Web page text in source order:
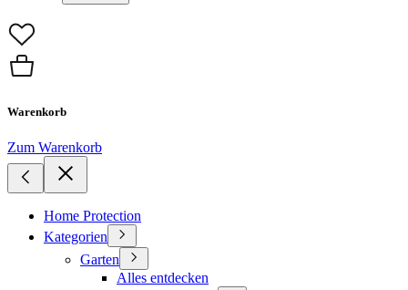
Warenkorb
Zum Warenkorb
Home Protection
Kategorien
Garten
Alles entdecken